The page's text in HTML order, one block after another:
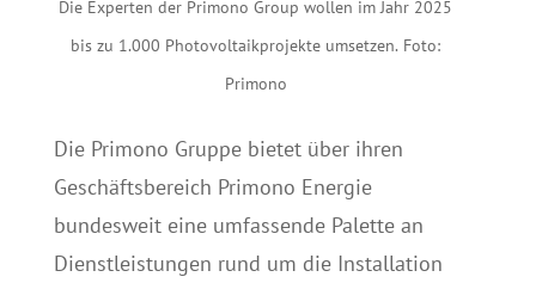
Die Experten der Primono Group wollen im Jahr 2025
bis zu 1.000 Photovoltaikprojekte umsetzen. Foto:
Primono
Die Primono Gruppe bietet über ihren
Geschäftsbereich Primono Energie
bundesweit eine umfassende Palette an
Dienstleistungen rund um die Installation